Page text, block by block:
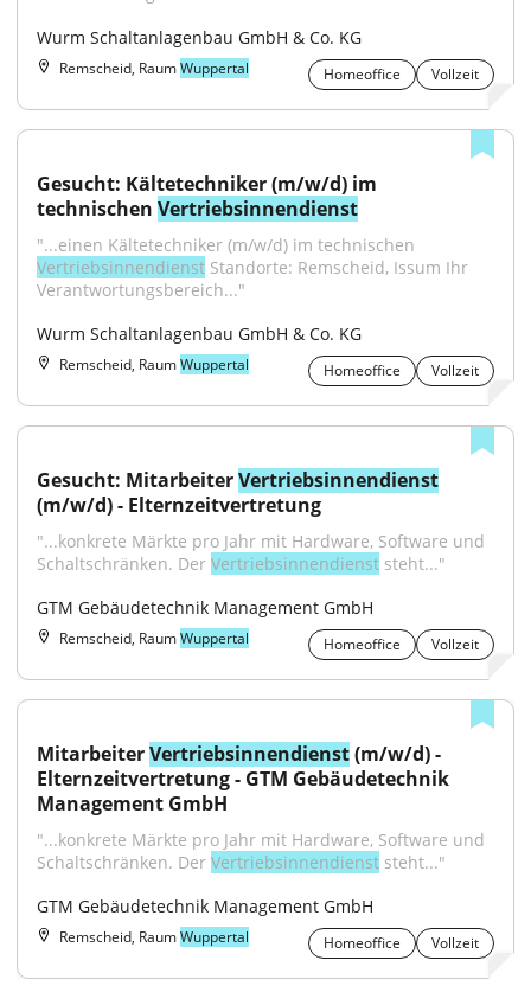
Wurm Schaltanlagenbau GmbH & Co. KG
Remscheid, RaumWuppertal Homeoffice Vollzeit
Gesucht: Kältetechniker (m/w/d) im
technischen Vertriebsinnendienst
Vertriebsinnendienst Standorte: Remscheid, Issum Ihr
Verantwortungsbereich..."
Wurm Schaltanlagenbau GmbH & Co. KG
Remscheid, RaumWuppertal Homeoffice Vollzeit
Gesucht: Mitarbeiter Vertriebsinnendienst
(m/w/d) - Elternzeitvertretung
"...konkrete Märkte pro Jahr mit Hardware, Software und
Schaltschränken. Der Vertriebsinnendienst steht..."
GTM Gebäudetechnik Management GmbH
Remscheid, RaumWuppertal Homeoffice Vollzeit
Mitarbeiter Vertriebsinnendienst (m/w/d) -
Elternzeitvertretung - GTM Gebäudetechnik
Management GmbH
"...konkrete Märkte pro Jahr mit Hardware, Software und
Schaltschränken. Der Vertriebsinnendienst steht..."
GTM Gebäudetechnik Management GmbH
Remscheid, RaumWuppertal Homeoffice Vollzeit